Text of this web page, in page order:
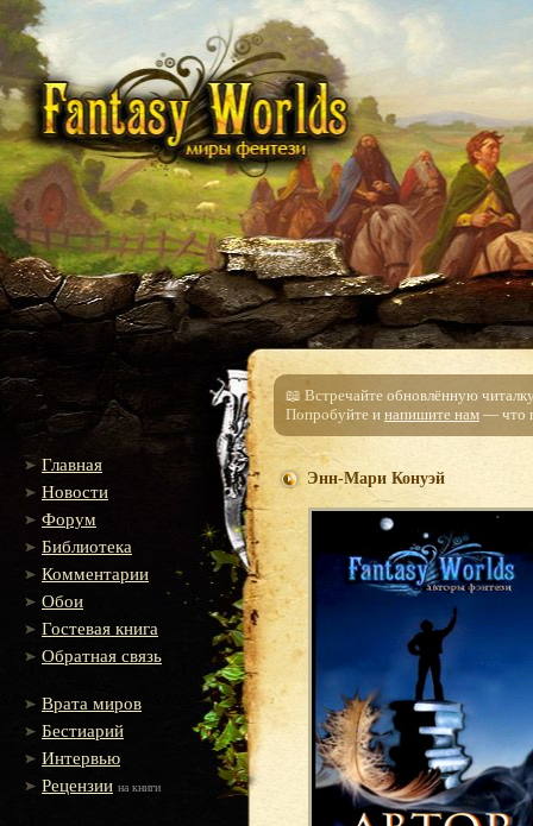
Главная
Новости
Форум
Библиотека
Комментарии
Обои
Гостевая книга
Обратная связь
Врата миров
Бестиарий
Интервью
Рецензии на книги
📖 Встречайте обновлённую
Попробуйте и напишите нам — что
Энн-Мари Конуэй